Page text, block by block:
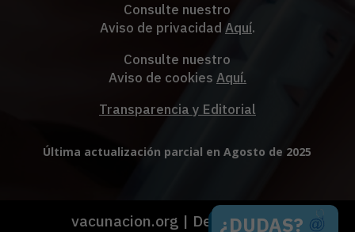
Consulte nuestro
Aviso de privacidad Aquí.
Consulte nuestro
Aviso de cookies Aquí.
Transparencia y Editorial
Última actualización parcial en Agosto de 2025
vacunacion.org | Desarrollado
¿DUDAS?